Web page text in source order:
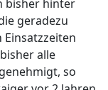
bisher hinter
geradezu
Einsatzzeiten
alle
so